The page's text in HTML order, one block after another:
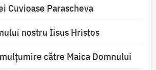
Cuvioase Parascheva
nostru Iisus Hristos
către Maica Domnului